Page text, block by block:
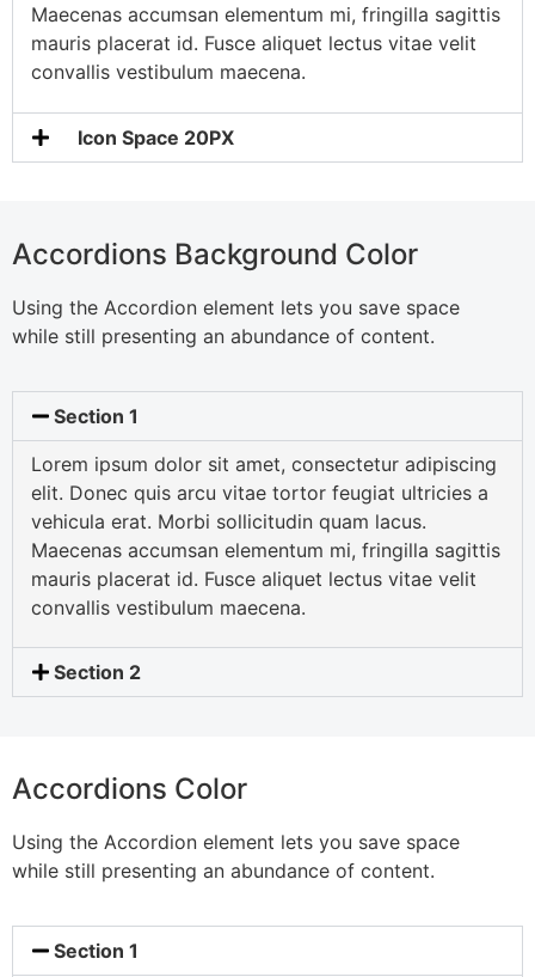
Maecenas accumsan elementum mi, fringilla sagittis
mauris placerat id. Fusce aliquet lectus vitae velit
convallis vestibulum maecena.
Icon Space 20PX
Accordions Background Color
Using the Accordion element lets you save space
while still presenting an abundance of content.
Section 1
Lorem ipsum dolor sit amet, consectetur adipiscing
elit. Donec quis arcu vitae tortor feugiat ultricies a
vehicula erat. Morbi sollicitudin quam lacus.
Maecenas accumsan elementum mi, fringilla sagittis
mauris placerat id. Fusce aliquet lectus vitae velit
convallis vestibulum maecena.
Section 2
Accordions Color
Using the Accordion element lets you save space
while still presenting an abundance of content.
Section 1